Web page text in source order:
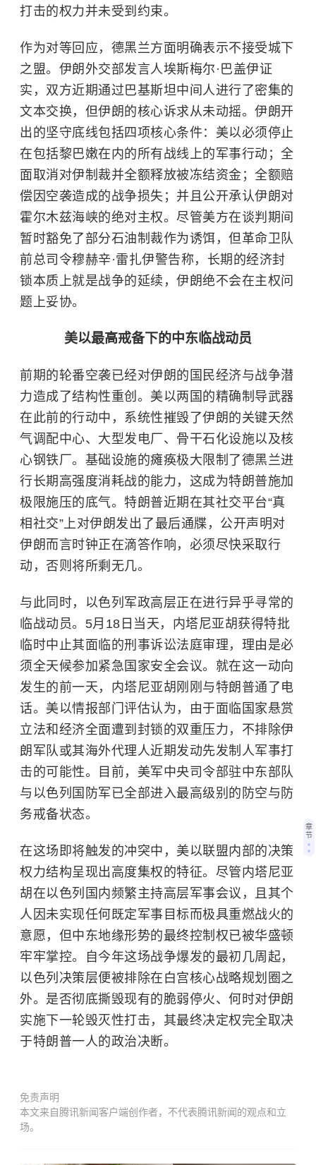
打击的权力并未受到约束。
作为对等回应，德黑兰方面明确表示不接受城下
之盟。伊朗外交部发言人埃斯梅尔·巴盖伊证
实，双方近期通过巴基斯坦中间人进行了密集的
文本交换，但伊朗的核心诉求从未动摇。伊朗开
出的坚守底线包括四项核心条件：美以必须停止
在包括黎巴嫩在内的所有战线上的军事行动；全
面取消对伊制裁并全额释放被冻结资金；全额赔
偿因空袭造成的战争损失；并且公开承认伊朗对
霍尔木兹海峡的绝对主权。尽管美方在谈判期间
暂时豁免了部分石油制裁作为诱饵，但革命卫队
前总司令穆赫辛·雷扎伊警告称，长期的经济封
锁本质上就是战争的延续，伊朗绝不会在主权问
题上妥协。
美以最高戒备下的中东临战动员
前期的轮番空袭已经对伊朗的国民经济与战争潜
力造成了结构性重创。美以两国的精确制导武器
在此前的行动中，系统性摧毁了伊朗的关键天然
气调配中心、大型发电厂、骨干石化设施以及核
心钢铁厂。基础设施的瘫痪极大限制了德黑兰进
行长期高强度消耗战的能力，这成为特朗普施加
极限施压的底气。特朗普近期在其社交平台“真
相社交”上对伊朗发出了最后通牒，公开声明对
伊朗而言时钟正在滴答作响，必须尽快采取行
动，否则将所剩无几。
与此同时， 以色列 军政高层正在进行异乎寻常的
临战动员。5月18日当天，内塔尼亚胡获得特批
临时中止其面临的刑事诉讼法庭审理，理由是必
须全天候参加紧急国家安全会议。就在这一动向
发生的前一天，内塔尼亚胡刚刚与特朗普通了电
话。美以情报部门评估认为，由于面临国家悬赏
立法和经济全面遭到封锁的双重压力，不排除伊
朗军队或其海外代理人近期发动先发制人军事打
击的可能性。目前，美军中央司令部驻中东部队
与以色列国防军已全部进入最高级别的防空与防
务戒备状态。
在这场即将触发的冲突中，美以联盟内部的决策
权力结构呈现出高度集权的特征。尽管内塔尼亚
胡在以色列国内频繁主持高层军事会议，且其个
人因未实现任何既定军事目标而极具重燃战火的
意愿，但中东地缘形势的最终控制权已被华盛顿
牢牢掌控。自今年这场战争爆发的最初几周起，
以色列决策层便被排除在白宫核心战略规划圈之
外。是否彻底撕毁现有的脆弱停火、何时对伊朗
实施下一轮毁灭性打击，其最终决定权完全取决
于特朗普一人的政治决断。
免责声明
本文来自腾讯新闻客户端创作者，不代表腾讯新闻的观点和立
场。
章
节